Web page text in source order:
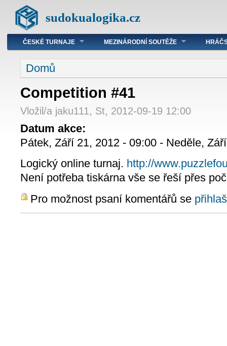
sudokualogika.cz
ČESKÉ TURNAJE MEZINÁRODNÍ SOUTĚŽE
Domů
Competition #41
Vložil/a jaku111, St, 2012-09-19 12:00
Datum akce:
Pátek, Září 21, 2012 - 09:00 - Neděle,
Logický online turnaj. http://
Není potřeba tiskárna vše se řeší přes
Pro možnost psaní komentářů se